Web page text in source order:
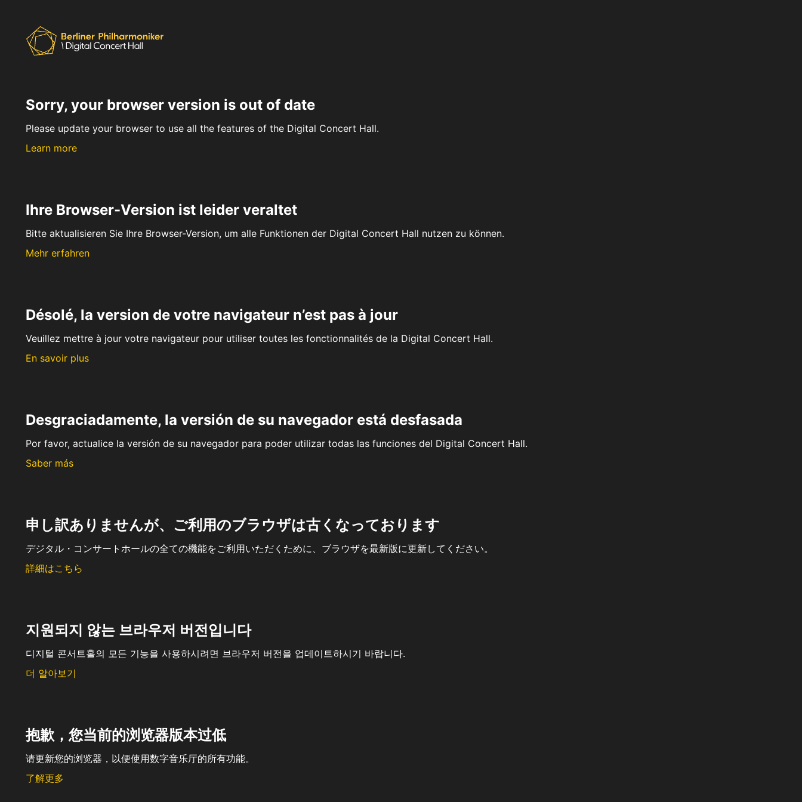
Sorry, your browser version is out of date
Please update your browser to use all the features of the Digital Concert Hall.
Learn more
Ihre Browser-Version ist leider veraltet
Bitte aktualisieren Sie Ihre Browser-Version, um alle Funktionen der Digital Concert Hall nutzen zu können.
Mehr erfahren
Désolé, la version de votre navigateur n’est pas à jour
Veuillez mettre à jour votre navigateur pour utiliser toutes les fonctionnalités de la Digital Concert Hall.
En savoir plus
Desgraciadamente, la versión de su navegador está desfasada
Por favor, actualice la versión de su navegador para poder utilizar todas las funciones del Digital Concert Hall.
Saber más
申し訳ありませんが、ご利用のブラウザは古くなっております
デジタル・コンサートホールの全ての機能をご利用いただくために、ブラウザを最新版に更新してください。
詳細はこちら
지원되지 않는 브라우저 버전입니다
디지털 콘서트홀의 모든 기능을 사용하시려면 브라우저 버전을 업데이트하시기 바랍니다.
더 알아보기
抱歉，您当前的浏览器版本过低
请更新您的浏览器，以便使用数字音乐厅的所有功能。
了解更多